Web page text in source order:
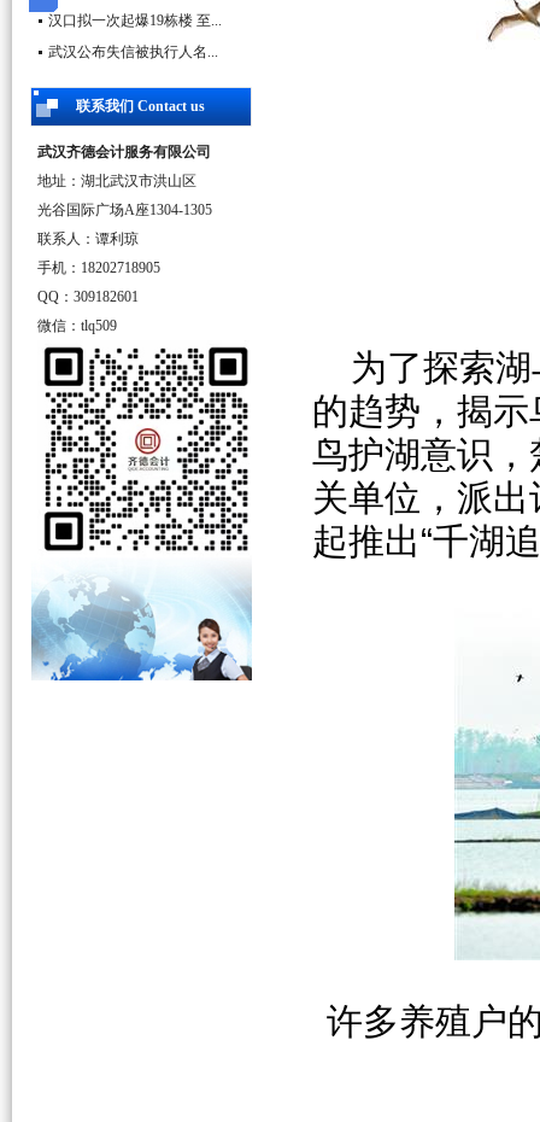
汉口拟一次起爆19栋楼 至...
武汉公布失信被执行人名...
联系我们 Contact us
武汉齐德会计服务有限公司
地址：湖北武汉市洪山区
光谷国际广场A座1304-1305
联系人：谭利琼
手机：18202718905
QQ：309182601
微信：tlq509
为了探索
的趋势，揭
鸟护湖意识
关单位，派
起推出“千湖
许多养殖户